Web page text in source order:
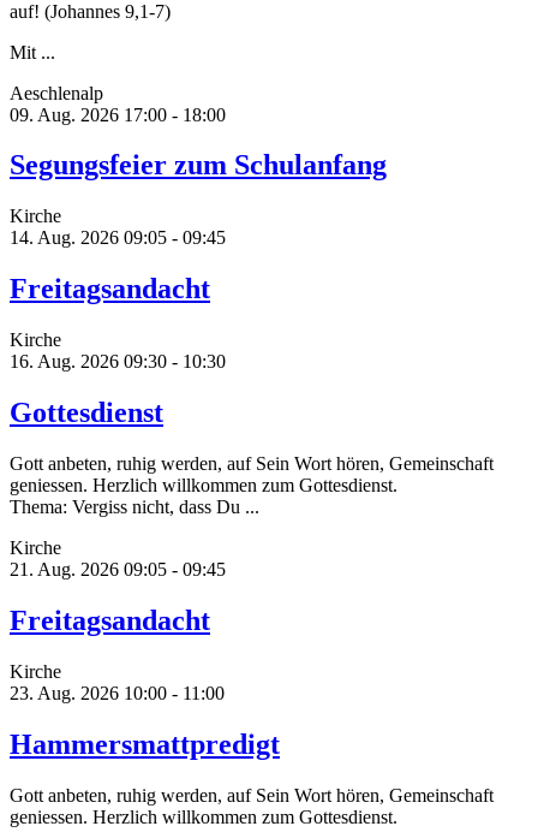
auf! (Johannes 9,1-7)
Mit ...
Aeschlenalp
09. Aug. 2026 17:00 - 18:00
Segungsfeier zum Schulanfang
Kirche
14. Aug. 2026 09:05 - 09:45
Freitagsandacht
Kirche
16. Aug. 2026 09:30 - 10:30
Gottesdienst
Gott anbeten, ruhig werden, auf Sein Wort hören, Gemeinschaft
geniessen. Herzlich willkommen zum Gottesdienst.
Thema: Vergiss nicht, dass Du ...
Kirche
21. Aug. 2026 09:05 - 09:45
Freitagsandacht
Kirche
23. Aug. 2026 10:00 - 11:00
Hammersmattpredigt
Gott anbeten, ruhig werden, auf Sein Wort hören, Gemeinschaft
geniessen. Herzlich willkommen zum Gottesdienst.